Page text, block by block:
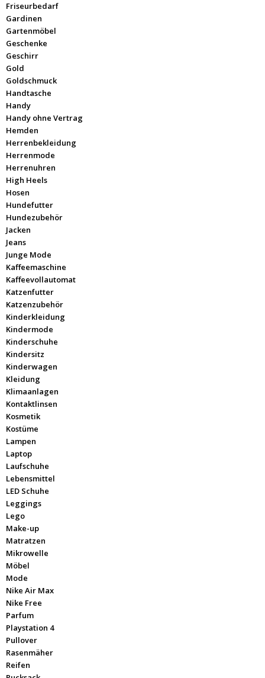
Friseurbedarf
Gardinen
Gartenmöbel
Geschenke
Geschirr
Gold
Goldschmuck
Handtasche
Handy
Handy ohne Vertrag
Hemden
Herrenbekleidung
Herrenmode
Herrenuhren
High Heels
Hosen
Hundefutter
Hundezubehör
Jacken
Jeans
Junge Mode
Kaffeemaschine
Kaffeevollautomat
Katzenfutter
Katzenzubehör
Kinderkleidung
Kindermode
Kinderschuhe
Kindersitz
Kinderwagen
Kleidung
Klimaanlagen
Kontaktlinsen
Kosmetik
Kostüme
Lampen
Laptop
Laufschuhe
Lebensmittel
LED Schuhe
Leggings
Lego
Make-up
Matratzen
Mikrowelle
Möbel
Mode
Nike Air Max
Nike Free
Parfum
Playstation 4
Pullover
Rasenmäher
Reifen